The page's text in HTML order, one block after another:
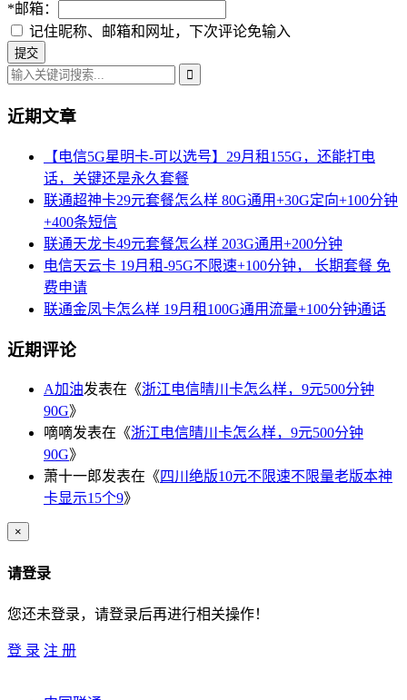
*邮箱：
记住昵称、邮箱和网址，下次评论免输入
近期文章
【电信5G星明卡-可以选号】29月租155G，还能打电
话，关键还是永久套餐
联通超神卡29元套餐怎么样 80G通用+30G定向+100分钟
+400条短信
联通天龙卡49元套餐怎么样 203G通用+200分钟
电信天云卡 19月租-95G不限速+100分钟， 长期套餐 免
费申请
联通金凤卡怎么样 19月租100G通用流量+100分钟通话
近期评论
A加油发表在《浙江电信晴川卡怎么样，9元500分钟
90G》
嘀嘀发表在《浙江电信晴川卡怎么样，9元500分钟
90G》
萧十一郎发表在《四川绝版10元不限速不限量老版本神
卡显示15个9》
×
请登录
您还未登录，请登录后再进行相关操作！
登 录 注 册